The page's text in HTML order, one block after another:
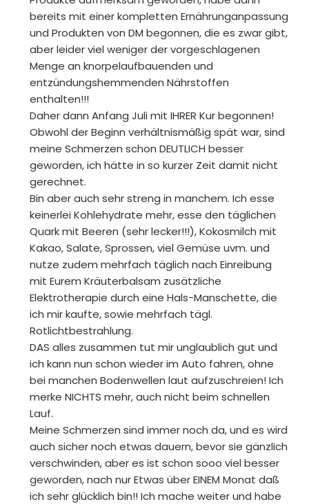
bereits mit einer kompletten Ernährunganpassung
und Produkten von DM begonnen, die es zwar gibt,
aber leider viel weniger der vorgeschlagenen
Menge an knorpelaufbauenden und
entzündungshemmenden Nährstoffen
enthalten!!!
Daher dann Anfang Juli mit IHRER Kur begonnen!
Obwohl der Beginn verhältnismäßig spät war, sind
meine Schmerzen schon DEUTLICH besser
geworden, ich hätte in so kurzer Zeit damit nicht
gerechnet.
Bin aber auch sehr streng in manchem. Ich esse
keinerlei Kohlehydrate mehr, esse den täglichen
Quark mit Beeren (sehr lecker!!!), Kokosmilch mit
Kakao, Salate, Sprossen, viel Gemüse uvm. und
nutze zudem mehrfach täglich nach Einreibung
mit Eurem Kräuterbalsam zusätzliche
Elektrotherapie durch eine Hals-Manschette, die
ich mir kaufte, sowie mehrfach tägl.
Rotlichtbestrahlung.
DAS alles zusammen tut mir unglaublich gut und
ich kann nun schon wieder im Auto fahren, ohne
bei manchen Bodenwellen laut aufzuschreien! Ich
merke NICHTS mehr, auch nicht beim schnellen
Lauf.
Meine Schmerzen sind immer noch da, und es wird
auch sicher noch etwas dauern, bevor sie gänzlich
verschwinden, aber es ist schon sooo viel besser
geworden, nach nur Etwas über EINEM Monat daß
ich sehr glücklich bin!! Ich mache weiter und habe